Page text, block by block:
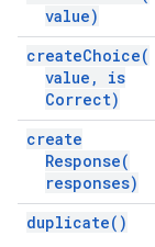
value)
createChoice(
value ,
is
Correct)
create
Response(
responses)
duplicate( )